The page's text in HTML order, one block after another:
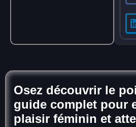
Osez découvrir le
guide complet pour
plaisir féminin et